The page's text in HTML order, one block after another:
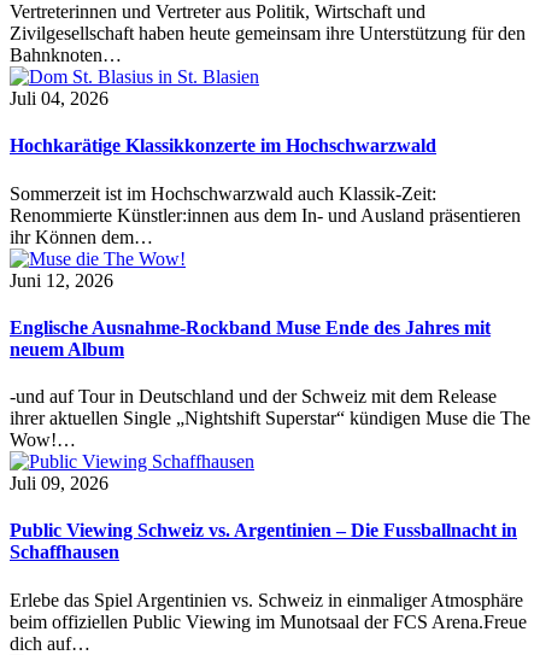
Vertreterinnen und Vertreter aus Politik, Wirtschaft und
Zivilgesellschaft haben heute gemeinsam ihre Unterstützung für den
Bahnknoten…
Juli 04, 2026
Hochkarätige Klassikkonzerte im Hochschwarzwald
Sommerzeit ist im Hochschwarzwald auch Klassik-Zeit:
Renommierte Künstler:innen aus dem In- und Ausland präsentieren
ihr Können dem…
Juni 12, 2026
Englische Ausnahme-Rockband Muse Ende des Jahres mit
neuem Album
-und auf Tour in Deutschland und der Schweiz mit dem Release
ihrer aktuellen Single „Nightshift Superstar“ kündigen Muse die The
Wow!…
Juli 09, 2026
Public Viewing Schweiz vs. Argentinien – Die Fussballnacht in
Schaffhausen
Erlebe das Spiel Argentinien vs. Schweiz in einmaliger Atmosphäre
beim offiziellen Public Viewing im Munotsaal der FCS Arena.Freue
dich auf…